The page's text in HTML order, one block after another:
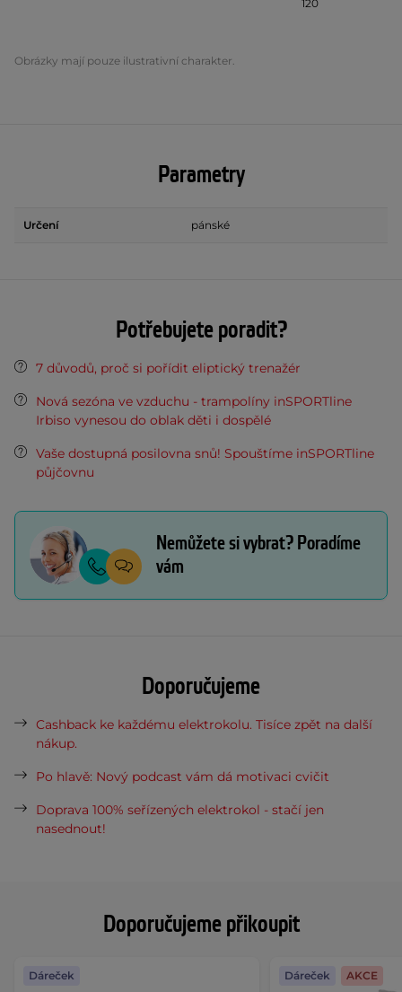
Doporučujeme přikoupit
Dáreček Dáreček AKCE
120
Obrázky mají pouze ilustrativní charakter.
Parametry
Určení pánské
Potřebujete poradit?
7 důvodů, proč si pořídit eliptický trenažér
Nová sezóna ve vzduchu - trampolíny inSPORTline
Irbiso vynesou do oblak děti i dospělé
Vaše dostupná posilovna snů! Spouštíme inSPORTline
půjčovnu
Nemůžete si vybrat? Poradíme
vám
Doporučujeme
Cashback ke každému elektrokolu. Tisíce zpět na další
nákup.
Po hlavě: Nový podcast vám dá motivaci cvičit
Doprava 100% seřízených elektrokol - stačí jen
nasednout!